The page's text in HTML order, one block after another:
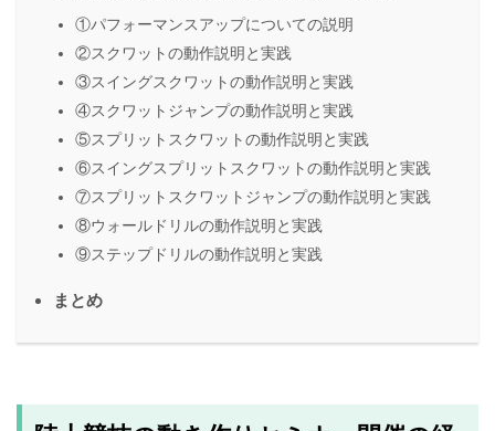
①パフォーマンスアップについての説明
②スクワットの動作説明と実践
③スイングスクワットの動作説明と実践
④スクワットジャンプの動作説明と実践
⑤スプリットスクワットの動作説明と実践
⑥スイングスプリットスクワットの動作説明と実践
⑦スプリットスクワットジャンプの動作説明と実践
⑧ウォールドリルの動作説明と実践
⑨ステップドリルの動作説明と実践
まとめ